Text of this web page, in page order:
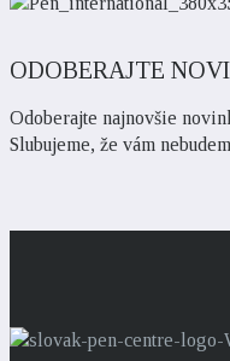
ODOBERAJTE
Odoberajte najnovšie
Slubujeme, že vám